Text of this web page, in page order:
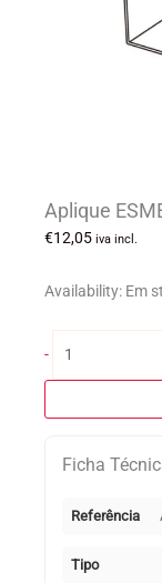
Aplique
€12,05 iva incl.
Availability: Em
-
ESME
LED
3000K
Ficha
Referência
Tipo